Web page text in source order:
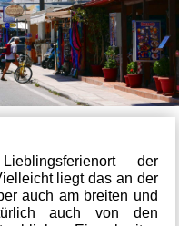
der
liegt das an der
auch am breiten und
auch von den